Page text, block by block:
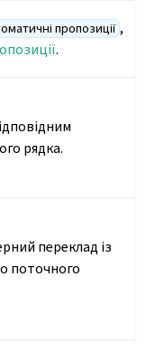
пропозиції ,
.
рядка.
переклад із
поточного